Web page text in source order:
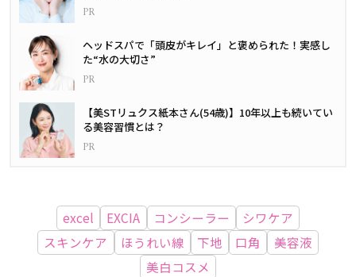
ヘッドスパで「頭皮がキレイ」と褒められた！実感し
た“水の大切さ”
【美STリュクス紙本さん(54歳)】10年以上も続いてい
る美容習慣とは？
excel EXCIA コンシーラー
シワケア
スキンケア
ほうれい線 下地 口角
美容液
美白コスメ